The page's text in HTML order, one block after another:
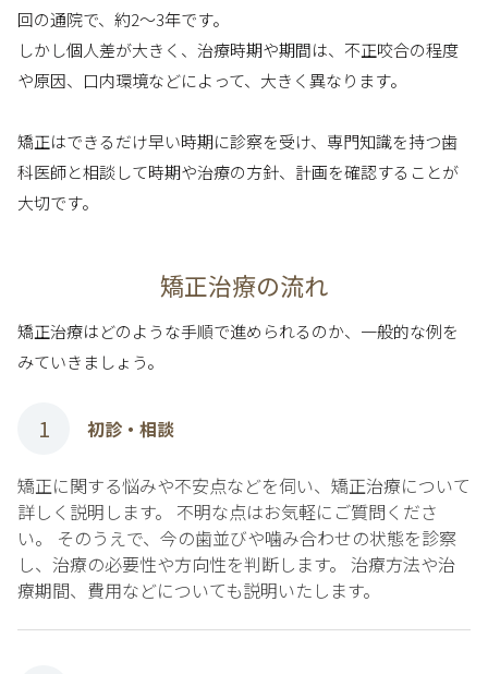
回の通院で、約2～3年です。
しかし個人差が大きく、治療時期や期間は、不正咬合の程度
や原因、口内環境などによって、大きく異なります。
矯正はできるだけ早い時期に診察を受け、専門知識を持つ歯
科医師と相談して時期や治療の方針、計画を確認することが
大切です。
矯正治療の流れ
矯正治療はどのような手順で進められるのか、一般的な例を
みていきましょう。
1 初診・相談
矯正に関する悩みや不安点などを伺い、矯正治療について
詳しく説明します。 不明な点はお気軽にご質問くださ
い。 そのうえで、今の歯並びや噛み合わせの状態を診察
し、治療の必要性や方向性を判断します。 治療方法や治
療期間、費用などについても説明いたします。